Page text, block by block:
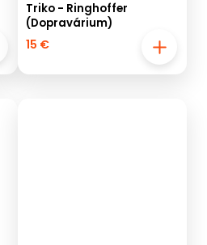
Triko - Ringhoffer
(Dopravárium)
15 €